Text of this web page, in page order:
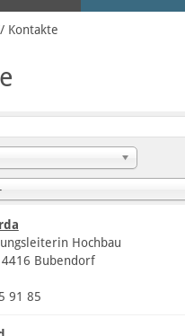
Kontakte
Hochbau
Bubendorf
91 85